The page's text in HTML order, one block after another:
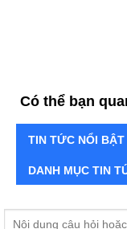
Có thể bạn
TIN TỨC NỔI BẬT
DANH MỤC TIN